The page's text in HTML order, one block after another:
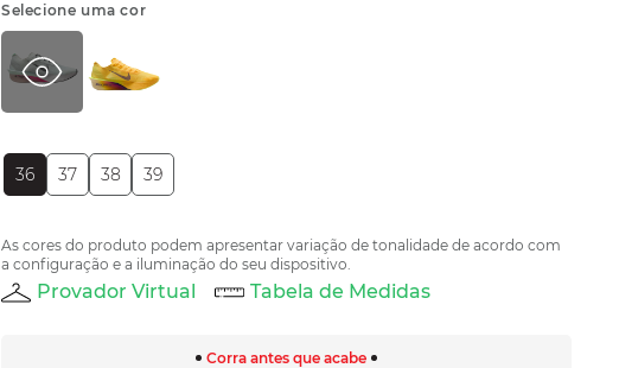
Selecione uma cor
36 37 38 39
As cores do produto podem apresentar variação de tonalidade de acordo com
a configuração e a iluminação do seu dispositivo.
Provador Virtual Tabela de Medidas
Corra antes que acabe